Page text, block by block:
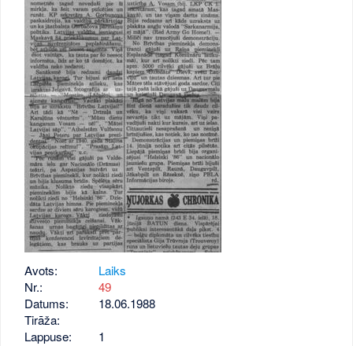
Avots:
Laiks
Nr.:
49
Datums:
18.06.1988
Tirāža:
Lappuse:
1